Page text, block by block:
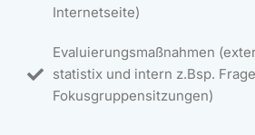
Internetseite)
Evaluierungsmaßnahmen
statistix und intern z.Bsp.
Fokusgruppensitzungen)